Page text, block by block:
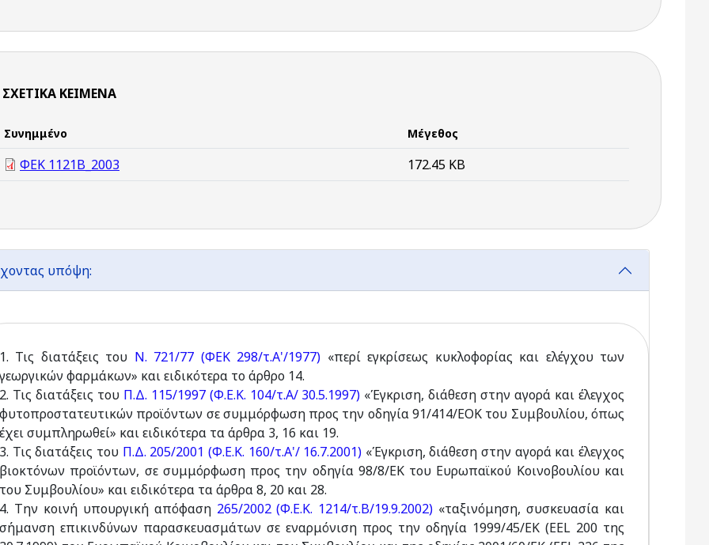
ΣΧΕΤΙΚΆ ΚΕΊΜΕΝΑ
Συνημμένο Μέγεθος
ΦΕΚ 1121Β_2003 172.45 KB
υπόψη:
1. Τις διατάξεις του Ν. 721/77 (ΦΕΚ 298/τ.Α'/1977) «περί εγκρίσεως κυκλοφορίας και ελέγχου των
γεωργικών φαρμάκων» και ειδικότερα το άρθρο 14.
2. Τις διατάξεις του Π.Δ. 115/1997 (Φ.Ε.Κ. 104/τ.Α/ 30.5.1997) «Έγκριση, διάθεση στην αγορά και έλεγχος
φυτοπροστατευτικών προϊόντων σε συμμόρφωση προς την οδηγία 91/414/ΕΟΚ του Συμβουλίου, όπως
έχει συμπληρωθεί» και ειδικότερα τα άρθρα 3, 16 και 19.
3. Τις διατάξεις του Π.Δ. 205/2001 (Φ.Ε.Κ. 160/τ.Α'/ 16.7.2001) «Έγκριση, διάθεση στην αγορά και έλεγχος
βιοκτόνων προϊόντων, σε συμμόρφωση προς την οδηγία 98/8/ΕΚ του Ευρωπαϊκού Κοινοβουλίου και
του Συμβουλίου» και ειδικότερα τα άρθρα 8, 20 και 28.
4. Την κοινή υπουργική απόφαση 265/2002 (Φ.Ε.Κ. 1214/τ.Β/19.9.2002) «ταξινόμηση, συσκευασία και
σήμανση επικινδύνων παρασκευασμάτων σε εναρμόνιση προς την οδηγία 1999/45/ΕΚ (EEL 200 της